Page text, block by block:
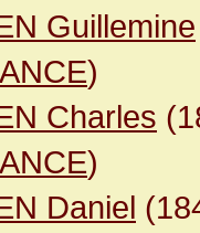
Guillemine
)
Charles
)
Daniel